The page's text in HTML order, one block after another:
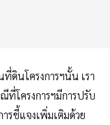
ดินโครงการฯนั้น เรา
ที่โครงการฯมีการปรับ
รชี้แจงเพิ่มเติมด้วย